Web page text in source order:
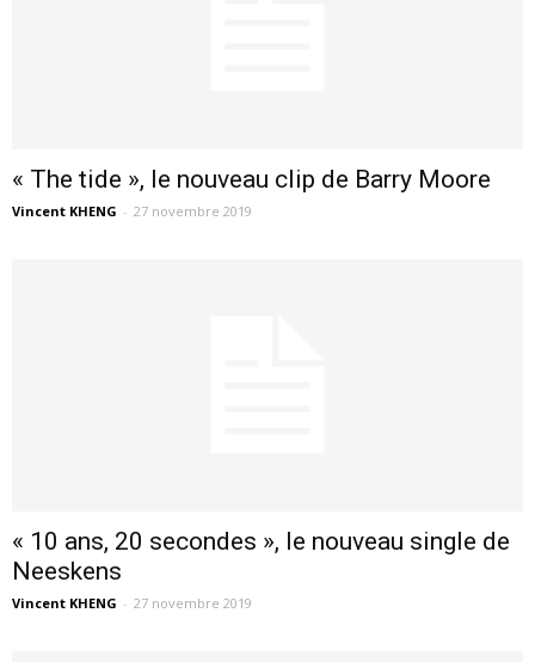
« The tide », le nouveau clip de Barry Moore
Vincent KHENG - 27 novembre 2019
« 10 ans, 20 secondes », le nouveau single de
Neeskens
Vincent KHENG - 27 novembre 2019